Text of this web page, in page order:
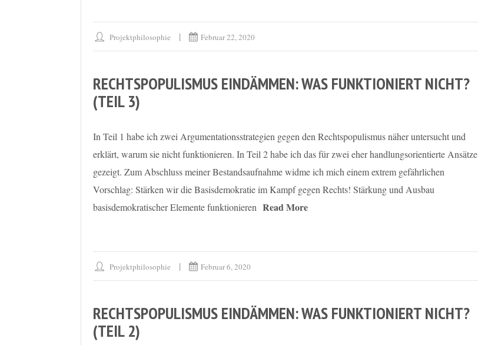
Projektphilosophie Februar 22, 2020
RECHTSPOPULISMUS EINDÄMMEN: WAS FUNKTIONIERT NICHT?
(TEIL 3)
In Teil 1 habe ich zwei Argumentationsstrategien gegen den Rechtspopulismus näher untersucht und
erklärt, warum sie nicht funktionieren. In Teil 2 habe ich das für zwei eher handlungsorientierte Ansätze
gezeigt. Zum Abschluss meiner Bestandsaufnahme widme ich mich einem extrem gefährlichen
Vorschlag: Stärken wir die Basisdemokratie im Kampf gegen Rechts! Stärkung und Ausbau
basisdemokratischer Elemente funktionieren Read More
Projektphilosophie Februar 6, 2020
RECHTSPOPULISMUS EINDÄMMEN: WAS FUNKTIONIERT NICHT?
(TEIL 2)